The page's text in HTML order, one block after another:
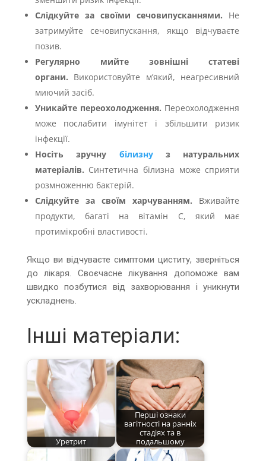
Слідкуйте за своїми сечовипусканнями. Не
затримуйте сечовипускання, якщо відчуваєте
позив.
Регулярно мийте зовнішні статеві
органи. Використовуйте м’який, неагресивний
миючий засіб.
Уникайте переохолодження. Переохолодження
може послабити імунітет і збільшити ризик
інфекції.
Носіть зручну білизнуз натуральних
матеріалів. Синтетична білизна може сприяти
розмноженню бактерій.
Слідкуйте за своїм харчуванням. Вживайте
продукти, багаті на вітамін С, який має
протимікробні властивості.
Якщо ви відчуваєте симптоми циститу, зверніться
до лікаря. Своєчасне лікування допоможе вам
швидко позбутися від захворювання і уникнути
ускладнень.
Інші матеріали:
Уретрит
Перші ознаки
вагітності на ранніх
стадіях та в
подальшому